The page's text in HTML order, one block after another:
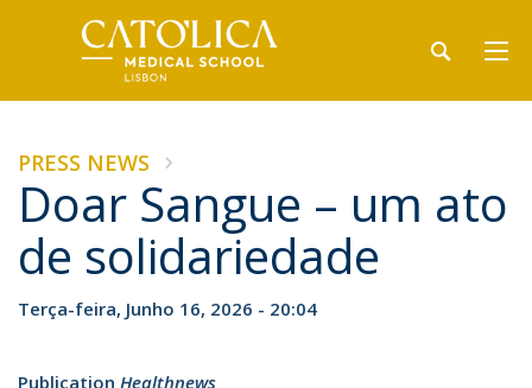
PRESS NEWS
Doar Sangue – um ato
de solidariedade
Terça-feira, Junho 16, 2026 - 20:04
Publication Healthnews